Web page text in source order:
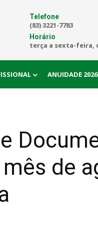
Telefone
(83) 3221-7783
Horário
terça a sexta-feira,
ANUIDADE 2026
de